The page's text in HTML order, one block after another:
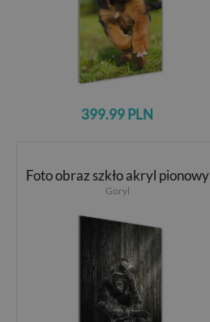
399.99 PLN
Foto obraz szkło akryl pionowy
Goryl